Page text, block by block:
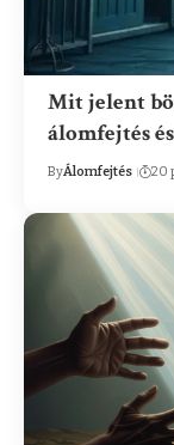
Mit jelent
álomfejtés
ByÁlomfejtés 20